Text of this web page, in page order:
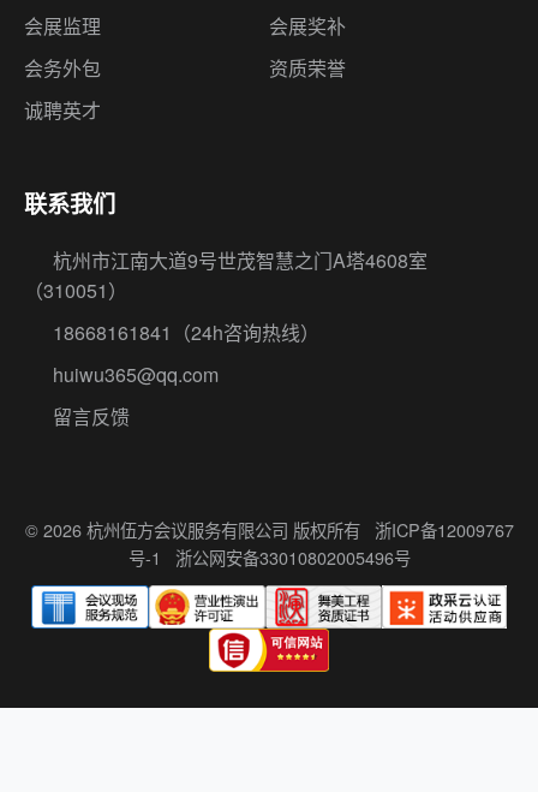
会展监理
会展奖补
会务外包
资质荣誉
诚聘英才
联系我们
杭州市江南大道9号世茂智慧之门A塔4608室
（310051）
18668161841
（24h咨询热线）
huiwu365@qq.com
留言反馈
© 2026 杭州伍方会议服务有限公司 版权所有 浙ICP备12009767
号-1
浙公网安备33010802005496号